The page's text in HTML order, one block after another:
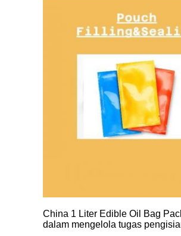
China 1 Liter Edible Oil Bag
dalam mengelola tugas